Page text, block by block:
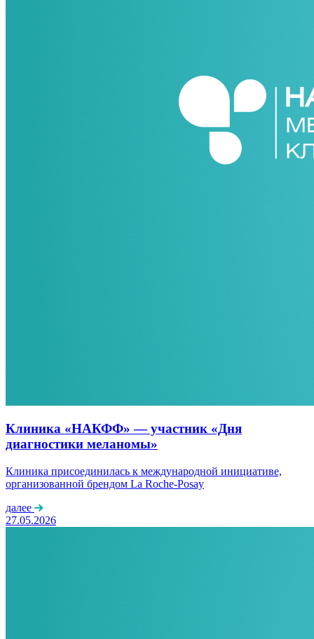
Клиника «НАКФФ» — участник «Дня
диагностики меланомы»
Клиника присоединилась к международной инициативе,
организованной брендом La Roche-Posay
далее
27.05.2026